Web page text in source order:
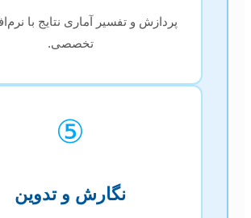
پردازش و تفسیر آماری نتایج با
تخصصی.
⑤
نگارش و تدوین